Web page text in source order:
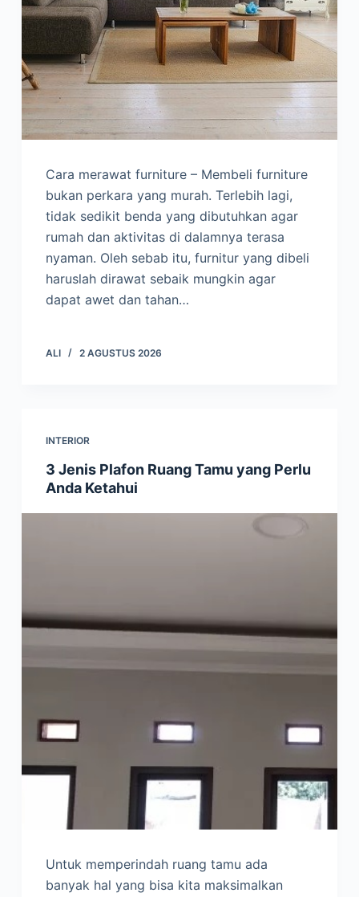
Cara merawat furniture – Membeli furniture
bukan perkara yang murah. Terlebih lagi,
tidak sedikit benda yang dibutuhkan agar
rumah dan aktivitas di dalamnya terasa
nyaman. Oleh sebab itu, furnitur yang dibeli
haruslah dirawat sebaik mungkin agar
dapat awet dan tahan…
ALI 2 AGUSTUS 2026
INTERIOR
3 Jenis Plafon Ruang Tamu yang Perlu
Anda Ketahui
Untuk memperindah ruang tamu ada
banyak hal yang bisa kita maksimalkan